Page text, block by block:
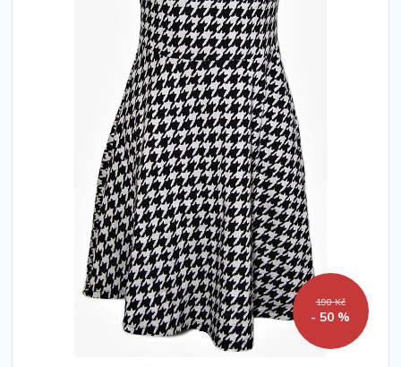
190 Kč
- 50 %